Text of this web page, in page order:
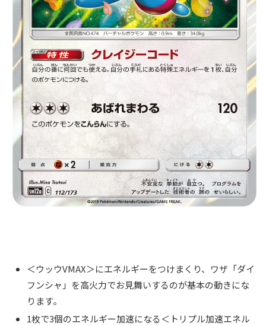
＜ウッウVMAX＞にエネルギーをつけまくり、ワザ「ダイ
フンシャ」を高火力でお見舞いするのが基本の動きにな
ります。
1枚で3個のエネルギー加速になる＜トリプル加速エネル